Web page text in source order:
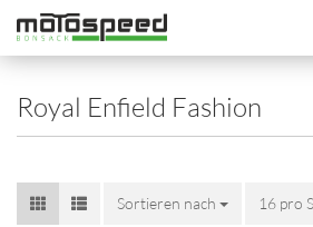
Royal Enfield Fashion
Sortieren nach 16 pro